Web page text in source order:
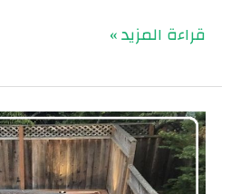
قراءة المزيد »
أعمال
تنسيق
الحدائق